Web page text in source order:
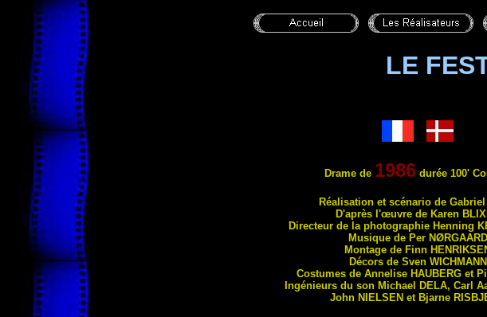
LE
Drame de 1986durée 100'
Réalisation et scénario de Gabriel
D'après l'œuvre de Karen
Directeur de la photographie Henning
Musique de Per NØRGAARD
Montage de Finn
Décors de Sven WICHMANN
Costumes de Annelise HAUBERGet
Ingénieurs du son Michael
DELA, Carl
John NIELSEN et Bjarne